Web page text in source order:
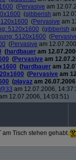
(Pervasive am
(gibberish am
(Pervasive am
5120x1600 (gibberish
5120x1600 (
(Pervasive am
(hardbauer am
(Pervasive am
(hardbauer am
(Pervasive am
(playaz am
am 12.07.2006,
12.07.2006, 14:03:51)
Tisch stehen gehabt.